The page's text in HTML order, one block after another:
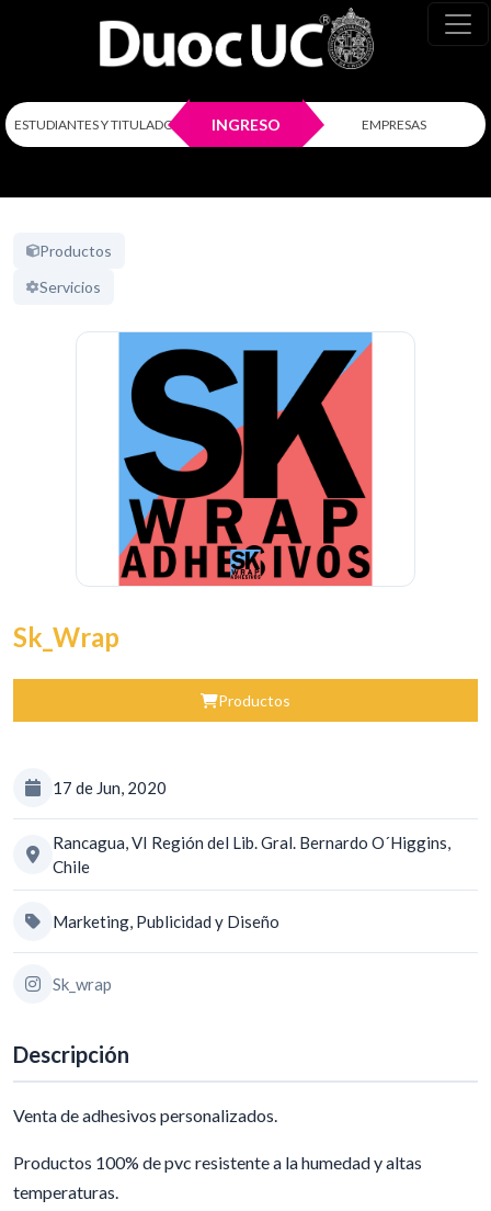
ESTUDIANTES Y TITULADOS INGRESO EMPRESAS
Productos
Servicios
Sk_Wrap
Productos
17 de Jun, 2020
Rancagua, VI Región del Lib. Gral. Bernardo O´Higgins,
Chile
Marketing, Publicidad y Diseño
Sk_wrap
Descripción
Venta de adhesivos personalizados.
Productos 100% de pvc resistente a la humedad y altas
temperaturas.